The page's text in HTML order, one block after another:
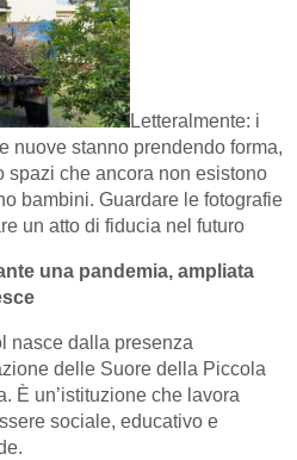
Letteralmente: i
nuove stanno prendendo forma,
spazi che ancora non esistono
bambini. Guardare le fotografie
un atto di fiducia nel futuro
una pandemia, ampliata
nasce dalla presenza
delle Suore della Piccola
È un’istituzione che lavora
sociale, educativo e